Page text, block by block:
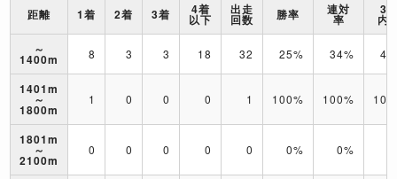
距離 1着 2着 3着 4着
以下
出走
回数 勝率 連対
率
3
内
～
1400m 8 3 3 18 32 25% 34%
1401m
～
1800m
1 0 0 0 1 100% 100%
1801m
～
2100m
0 0 0 0 0 0% 0%